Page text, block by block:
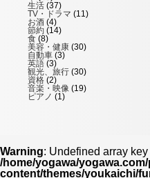
生活 (37)
TV・ドラマ (11)
お酒 (4)
節約 (14)
食 (8)
美容・健康 (30)
自動車 (3)
英語 (3)
観光、旅行 (30)
資格 (2)
音楽・映像 (19)
ピアノ (1)
Warning: Undefined array key
/home/yogawa/
content/themes/youkaichi/